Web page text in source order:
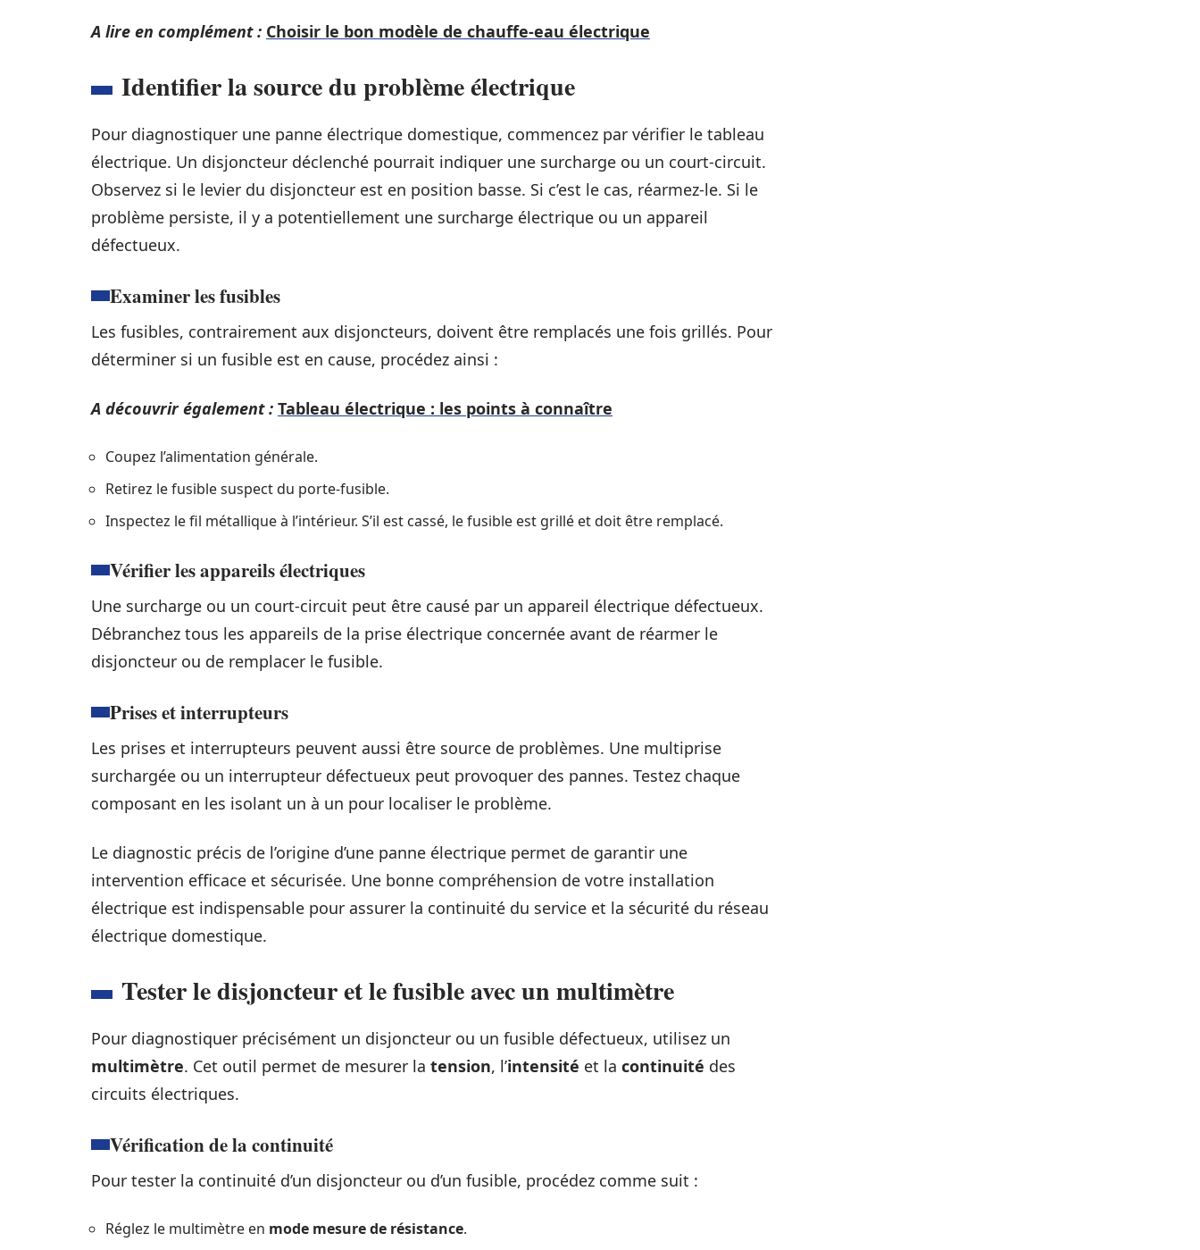
A lire en complément : Choisir le bon modèle de chauffe-eau électrique
Identifier la source du problème électrique
Pour diagnostiquer une panne électrique domestique, commencez par vérifier le tableau
électrique. Un disjoncteur déclenché pourrait indiquer une surcharge ou un court-circuit.
Observez si le levier du disjoncteur est en position basse. Si c’est le cas, réarmez-le. Si le
problème persiste, il y a potentiellement une surcharge électrique ou un appareil
défectueux.
Examiner les fusibles
Les fusibles, contrairement aux disjoncteurs, doivent être remplacés une fois grillés. Pour
déterminer si un fusible est en cause, procédez ainsi :
A découvrir également : Tableau électrique : les points à connaître
Coupez l’alimentation générale.
Retirez le fusible suspect du porte-fusible.
Inspectez le fil métallique à l’intérieur. S’il est cassé, le fusible est grillé et doit être remplacé.
Vérifier les appareils électriques
Une surcharge ou un court-circuit peut être causé par un appareil électrique défectueux.
Débranchez tous les appareils de la prise électrique concernée avant de réarmer le
disjoncteur ou de remplacer le fusible.
Prises et interrupteurs
Les prises et interrupteurs peuvent aussi être source de problèmes. Une multiprise
surchargée ou un interrupteur défectueux peut provoquer des pannes. Testez chaque
composant en les isolant un à un pour localiser le problème.
Le diagnostic précis de l’origine d’une panne électrique permet de garantir une
intervention efficace et sécurisée. Une bonne compréhension de votre installation
électrique est indispensable pour assurer la continuité du service et la sécurité du réseau
électrique domestique.
Tester le disjoncteur et le fusible avec un multimètre
Pour diagnostiquer précisément un disjoncteur ou un fusible défectueux, utilisez un
multimètre. Cet outil permet de mesurer la tension, l’intensité et la continuité des
circuits électriques.
Vérification de la continuité
Pour tester la continuité d’un disjoncteur ou d’un fusible, procédez comme suit :
Réglez le multimètre en mode mesure de résistance.